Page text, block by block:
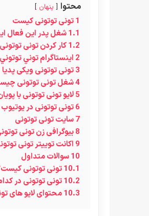
محتوا پنهان
1تونی توتونی کیست
1.1شغل پدر این فعال
1.2کار کردن تونی
2 اينستاگرام توني توتوني
3تونی توتونی ویکی پدیا
4شغل تونی توتونی
5لایو تونی توتونی با
6تونی توتونی در
7سایت تونی توتونی
8بیوگرافی زن تونی
9 اکانت توییتر تونی
10سوالات متداول
10.1تونی توتونی
10.2تونی توتونی در
10.3محتوای لایو های